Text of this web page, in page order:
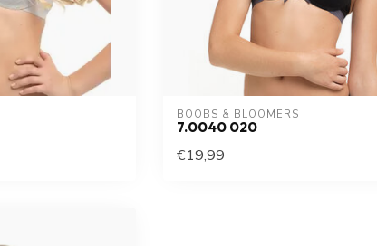
BOOBS & BLOOMERS
7.0040 020
€19,99